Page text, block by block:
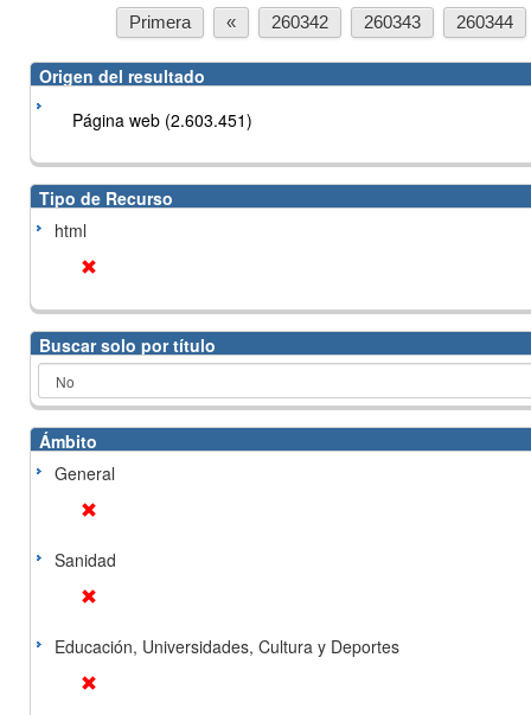
Primera « 260342 260343 260344
Origen del resultado
Página web (2.603.451)
Tipo de Recurso
html
Buscar solo por título
Ámbito
General
Sanidad
Educación, Universidades, Cultura y Deportes